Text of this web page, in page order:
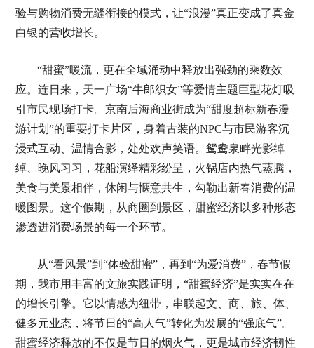
验与购物消费无缝衔接的模式，让“浪漫”真正变成了真金
白银的营收增长。
“甜蜜”暖流，更在全域涌动中释放出强劲的乘数效
应。连日来，天一广场“牛郎织女”等爱情主题巨型花灯吸
引市民现场打卡。京南后海商业街成为“甜度超标新春漫
游计划”的重要打卡片区，身着古装的NPC与市民游客沉
浸式互动、温情合影，处处欢声笑语。鸳鸯泉畔光影绰
绰、晚风习习，花船演绎精彩纷呈，火锅店内热气蒸腾，
美食与美景相伴，休闲与惬意共生，勾勒出新春消费的温
暖图景。这个假期，从商圈到景区，甜蜜经济以多种形态
渗透进消费场景的每一个环节。
从“看风景”到“体验甜蜜”，再到“为爱消费”，春节假
期，我市用丰富的文旅实践证明，“甜蜜经济”是实实在在
的增长引擎。它以情感为纽带，串联起文、商、旅、体、
健多元业态，将节日的“高人气”转化为发展的“强底气”。
甜蜜经济释放的不仅是节日的烟火气，更是城市经济韧性